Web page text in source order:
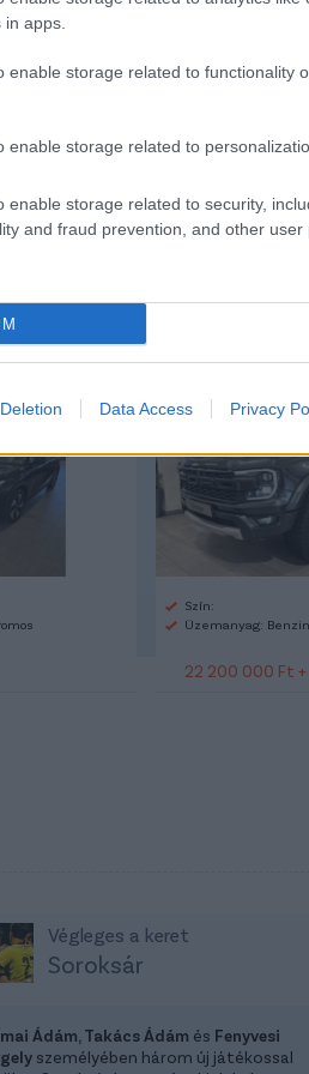
apps.
enable storage related to functionality
enable storage related to
enable storage related to security,
and fraud prevention, and other user
Data Access Privacy
Szín:
Üzemanyag: Benzin
22 200 000 Ft +
Végleges a keret
Soroksár
Ádám, Takács Ádám és Fenyvesi
személyében három új játékossal